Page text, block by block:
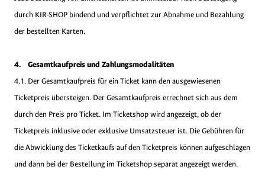
durch KIR-SHOP bindend und verpflichtet zur Abnahme und Bezahlung
der bestellten Karten.
4. Gesamtkaufpreis und Zahlungsmodalitäten
4.1. Der Gesamtkaufpreis für ein Ticket kann den ausgewiesenen
Ticketpreis übersteigen. Der Gesamtkaufpreis errechnet sich aus dem
durch den Preis pro Ticket. Im Ticketshop wird angezeigt, ob der
Ticketpreis inklusive oder exklusive Umsatzsteuer ist. Die Gebühren für
die Abwicklung des Ticketkaufs auf den Ticketpreis können aufgeschlagen
und dann bei der Bestellung im Ticketshop separat angezeigt werden.